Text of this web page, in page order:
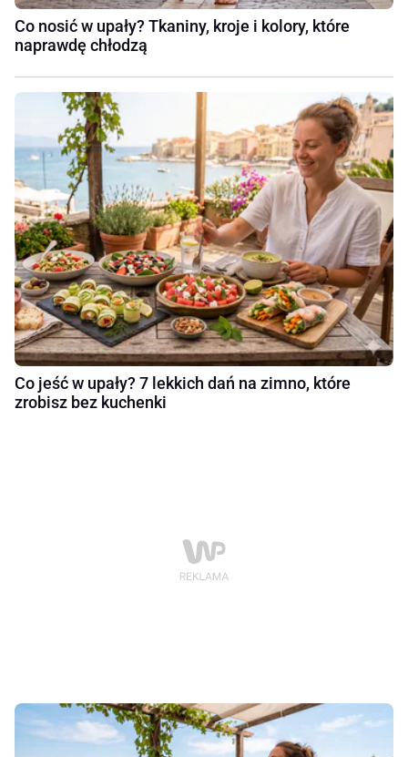
Co nosić w upały? Tkaniny, kroje i kolory, które
naprawdę chłodzą
Co jeść w upały? 7 lekkich dań na zimno, które
zrobisz bez kuchenki